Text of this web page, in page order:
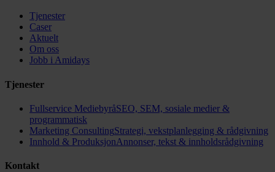
Tjenester
Caser
Aktuelt
Om oss
Jobb i Amidays
Tjenester
Fullservice MediebyråSEO, SEM, sosiale medier &
programmatisk
Marketing ConsultingStrategi, vekstplanlegging & rådgivning
Innhold & ProduksjonAnnonser, tekst & innholdsrådgivning
Kontakt